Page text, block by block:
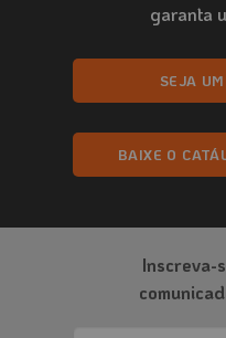
garanta
SEJA
BAIXE O
Inscreva-